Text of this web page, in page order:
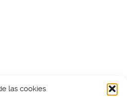
las cookies